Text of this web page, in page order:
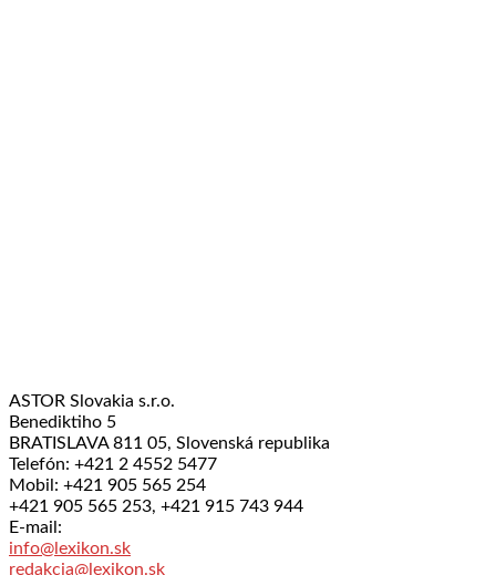
ASTOR Slovakia s.r.o.
Benediktiho 5
BRATISLAVA 811 05, Slovenská republika
Telefón: +421 2 4552 5477
Mobil: +421 905 565 254
+421 905 565 253, +421 915 743 944
E-mail:
info@lexikon.sk
redakcia@lexikon.sk